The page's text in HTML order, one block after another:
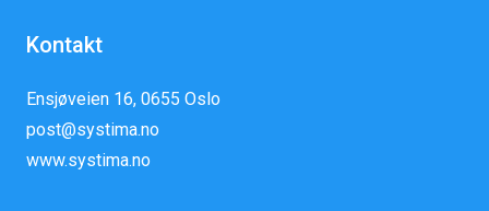
Kontakt
Ensjøveien 16, 0655 Oslo
post@systima.no
www.systima.no